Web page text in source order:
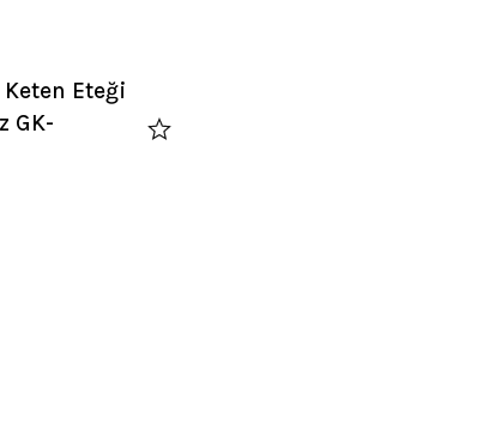
Keten Eteği
GK-